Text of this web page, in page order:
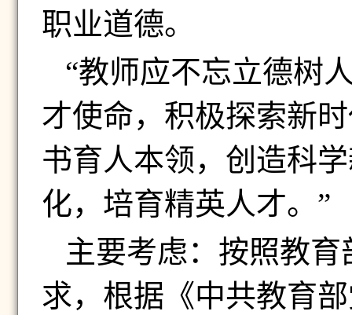
职业道德。
“教师应不忘立德树
才使命，积极探索新
书育人本领，创造科
化，培育精英人才。”
主要考虑：按照教
求，根据《中共教育